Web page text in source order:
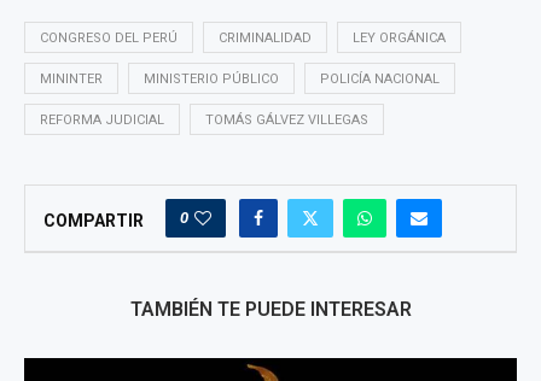
CONGRESO DEL PERÚ CRIMINALIDAD LEY ORGÁNICA
MININTER MINISTERIO PÚBLICO POLICÍA NACIONAL
REFORMA JUDICIAL TOMÁS GÁLVEZ VILLEGAS
COMPARTIR 0
TAMBIÉN TE PUEDE INTERESAR